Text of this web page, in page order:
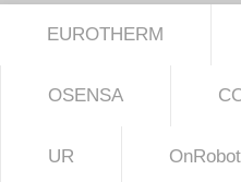
EUROTHERM
OSENSA
UR OnRobot